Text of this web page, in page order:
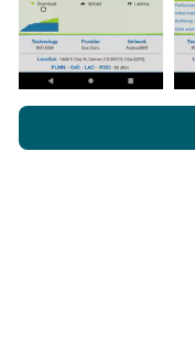
Cum se fac
confidențialitate și
de Licență pentru